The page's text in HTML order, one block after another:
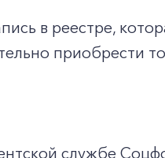
в реестре,
приобрести
службе